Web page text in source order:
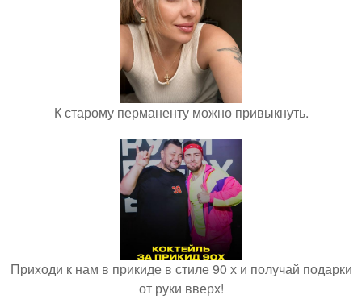
К старому перманенту можно привыкнуть.
Приходи к нам в прикиде в стиле 90 х и получай подарки
от руки вверх!